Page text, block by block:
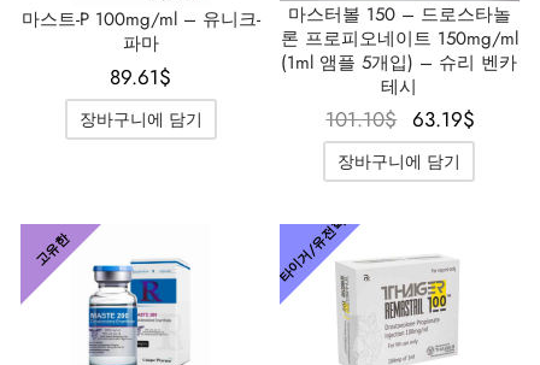
마스트-P 100mg/ml – 유니크-
파마
89.61$
장바구니에 담기
마스터볼 150 – 드로스타놀
론 프로피오네이트 150mg/ml
(1ml 앰플 5개입) – 슈리 벤카
테시
101.10$ 원래 가격
은
101.10$였
63.19$
장바구니에 담기
고유한 타이거/유전학